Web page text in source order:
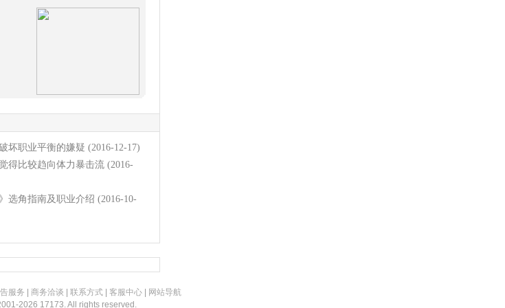
坏职业平衡的嫌疑 (2016-12-17)
得比较趋向体力暴击流 (2016-
选角指南及职业介绍 (2016-10-
服务 商务洽谈 联系方式| 客服中心|
网站导航
2026 17173. All rights reserved.